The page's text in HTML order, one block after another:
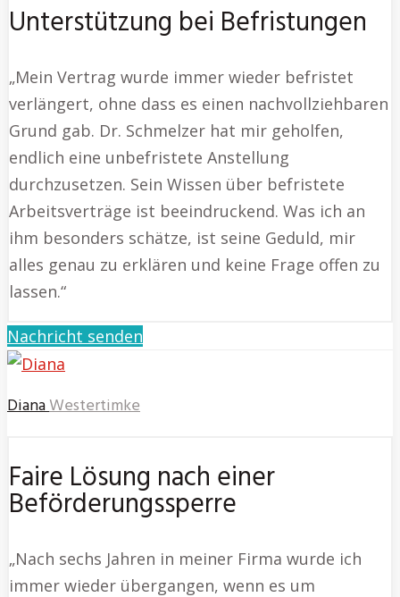
Unterstützung bei Befristungen
„Mein Vertrag wurde immer wieder befristet
verlängert, ohne dass es einen nachvollziehbaren
Grund gab. Dr. Schmelzer hat mir geholfen,
endlich eine unbefristete Anstellung
durchzusetzen. Sein Wissen über befristete
Arbeitsverträge ist beeindruckend. Was ich an
ihm besonders schätze, ist seine Geduld, mir
alles genau zu erklären und keine Frage offen zu
lassen.“
Nachricht senden
DianaWestertimke
Faire Lösung nach einer
Beförderungssperre
„Nach sechs Jahren in meiner Firma wurde ich
immer wieder übergangen, wenn es um